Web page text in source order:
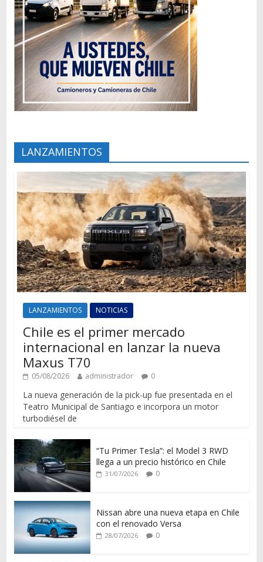
LANZAMIENTOS
LANZAMIENTOS NOTICIAS
Chile es el primer mercado
internacional en lanzar la nueva
Maxus T70
05/08/2026 administrador 0
La nueva generación de la pick-up fue presentada en el
Teatro Municipal de Santiago e incorpora un motor
turbodiésel de
“Tu Primer Tesla”: el Model 3 RWD
llega a un precio histórico en Chile
31/07/2026 0
Nissan abre una nueva etapa en Chile
con el renovado Versa
28/07/2026 0